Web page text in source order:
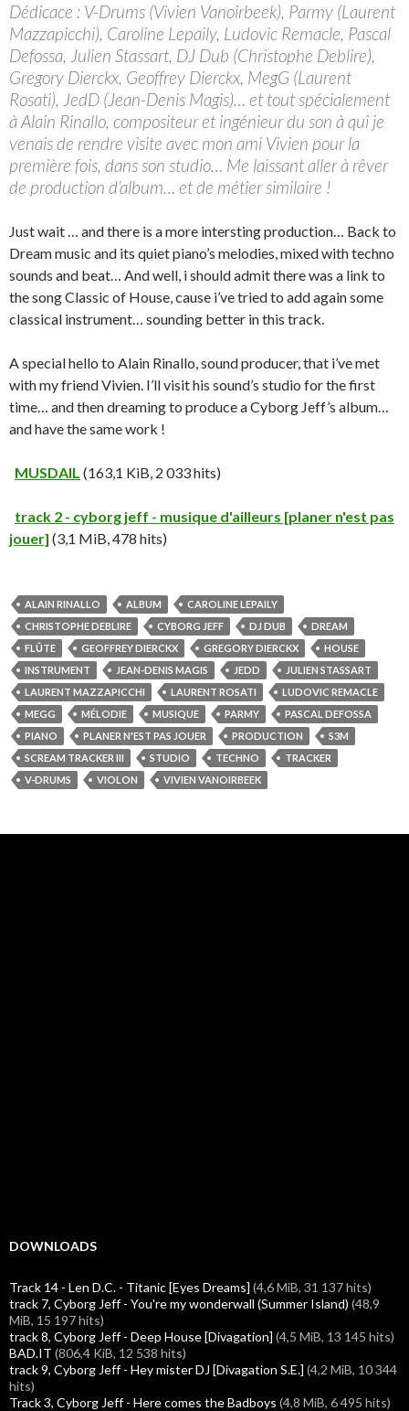
Dédicace : V-Drums (Vivien Vanoirbeek), Parmy (Laurent
Mazzapicchi), Caroline Lepaily, Ludovic Remacle, Pascal
Defossa, Julien Stassart, DJ Dub (Christophe Deblire),
Gregory Dierckx, Geoffrey Dierckx, MegG (Laurent
Rosati), JedD (Jean-Denis Magis)… et tout spécialement
à Alain Rinallo, compositeur et ingénieur du son à qui je
venais de rendre visite avec mon ami Vivien pour la
première fois, dans son studio… Me laissant aller à rêver
de production d’album… et de métier similaire !
Just wait … and there is a more intersting production… Back to
Dream music and its quiet piano’s melodies, mixed with techno
sounds and beat… And well, i should admit there was a link to
the song Classic of House, cause i’ve tried to add again some
classical instrument… sounding better in this track.
A special hello to Alain Rinallo, sound producer, that i’ve met
with my friend Vivien. I’ll visit his sound’s studio for the first
time… and then dreaming to produce a Cyborg Jeff’s album…
and have the same work !
MUSDAIL (163,1 KiB, 2 033 hits)
track 2 - cyborg jeff - musique d'ailleurs [planer n'est pas
jouer] (3,1 MiB, 478 hits)
ALAIN RINALLO ALBUM
CAROLINE LEPAILY
CHRISTOPHE DEBLIRE
CYBORG JEFF DJ DUB
DREAM
FLÛTE
GEOFFREY DIERCKX GREGORY DIERCKX
HOUSE
INSTRUMENT
JEAN-DENIS MAGIS JEDD
JULIEN STASSART
LAURENT MAZZAPICCHI
LAURENT ROSATI
LUDOVIC REMACLE
MEGG
MÉLODIE MUSIQUE PARMY
PASCAL DEFOSSA
PIANO
PLANER N'EST PAS JOUER PRODUCTION
S3M
SCREAM TRACKER III
STUDIO TECHNO
TRACKER
V-DRUMS
VIOLON VIVIEN VANOIRBEEK
DOWNLOADS
Track 14 - Len D.C. - Titanic [Eyes Dreams] (4,6 MiB, 31 137 hits)
track 7, Cyborg Jeff - You're my wonderwall (Summer Island) (48,9
MiB, 15 197 hits)
track 8, Cyborg Jeff - Deep House [Divagation] (4,5 MiB, 13 145 hits)
BAD.IT (806,4 KiB, 12 538 hits)
track 9, Cyborg Jeff - Hey mister DJ [Divagation S.E.] (4,2 MiB, 10 344
hits)
Track 3, Cyborg Jeff - Here comes the Badboys (4,8 MiB, 6 495 hits)